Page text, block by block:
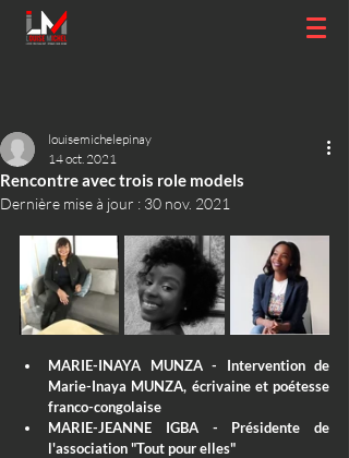
Rencontre avec trois role models
louisemichelepinay
14 oct. 2021
Dernière mise à jour : 30 nov. 2021
MARIE-INAYA MUNZA - Intervention de
Marie-Inaya MUNZA, écrivaine et poétesse
franco-congolaise
MARIE-JEANNE IGBA - Présidente de
l'association "Tout pour elles"